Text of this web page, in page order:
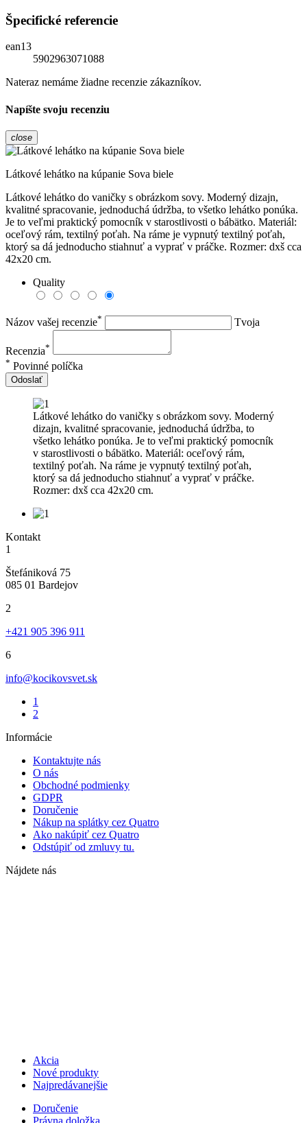
Špecifické referencie
ean13
5902963071088
Nateraz nemáme žiadne recenzie zákazníkov.
Napíšte svoju recenziu
close
Látkové lehátko na kúpanie Sova biele
Látkové lehátko do vaničky s obrázkom sovy. Moderný dizajn,
kvalitné spracovanie, jednoduchá údržba, to všetko lehátko ponúka.
Je to veľmi praktický pomocník v starostlivosti o bábätko. Materiál:
oceľový rám, textilný poťah. Na ráme je vypnutý textilný poťah,
ktorý sa dá jednoducho stiahnuť a vyprať v práčke. Rozmer: dxš cca
42x20 cm.
Quality
Názov vašej recenzie* Tvoja
Recenzia*
* Povinné políčka
Odoslať
Látkové lehátko do vaničky s obrázkom sovy. Moderný
dizajn, kvalitné spracovanie, jednoduchá údržba, to
všetko lehátko ponúka. Je to veľmi praktický pomocník
v starostlivosti o bábätko. Materiál: oceľový rám,
textilný poťah. Na ráme je vypnutý textilný poťah,
ktorý sa dá jednoducho stiahnuť a vyprať v práčke.
Rozmer: dxš cca 42x20 cm.
Kontakt
1
Štefániková 75
085 01 Bardejov
2
+421 905 396 911
6
info@kocikovsvet.sk
1
2
Informácie
Kontaktujte nás
O nás
Obchodné podmienky
GDPR
Doručenie
Nákup na splátky cez Quatro
Ako nakúpiť cez Quatro
Odstúpiť od zmluvy tu.
Nájdete nás
Akcia
Nové produkty
Najpredávanejšie
Doručenie